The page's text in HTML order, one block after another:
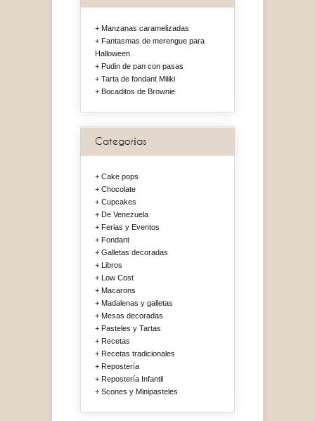
Manzanas caramelizadas
Fantasmas de merengue para
Halloween
Pudin de pan con pasas
Tarta de fondant Miliki
Bocaditos de Brownie
Categorías
Cake pops
Chocolate
Cupcakes
De Venezuela
Ferias y Eventos
Fondant
Galletas decoradas
Libros
Low Cost
Macarons
Madalenas y galletas
Mesas decoradas
Pasteles y Tartas
Recetas
Recetas tradicionales
Repostería
Repostería Infantil
Scones y Minipasteles